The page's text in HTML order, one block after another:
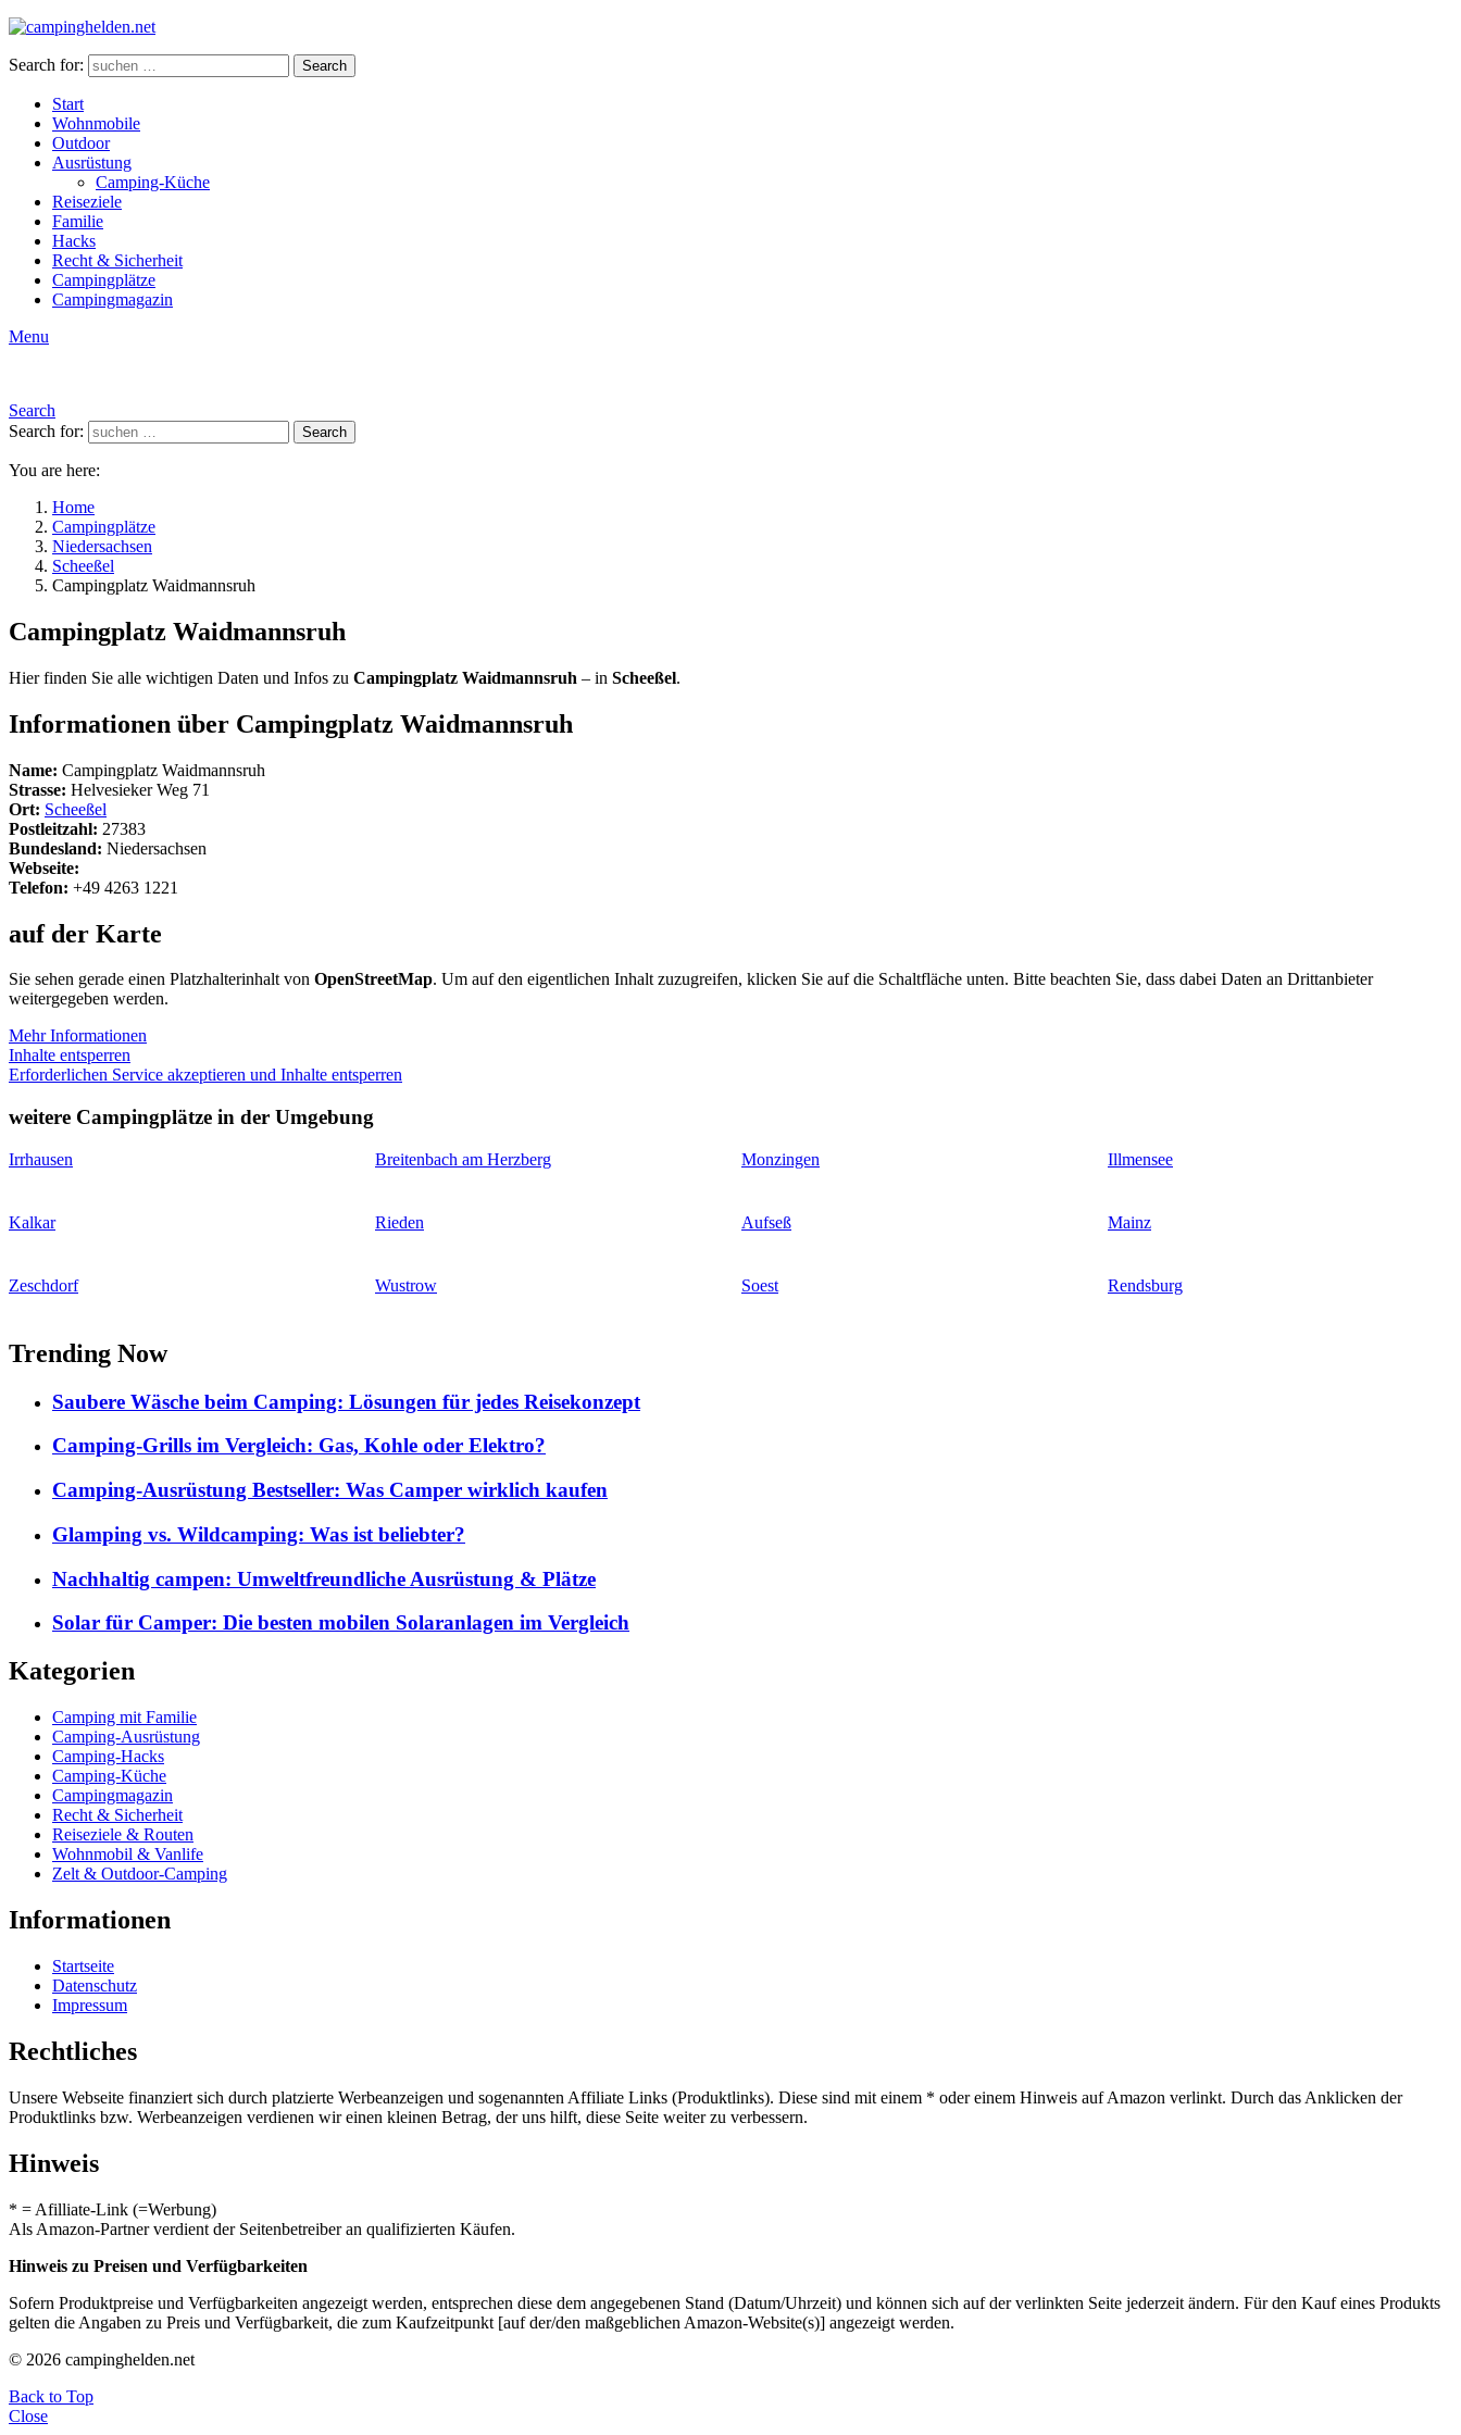
Search for: Search
Start
Wohnmobile
Outdoor
Ausrüstung
Camping-Küche
Reiseziele
Familie
Hacks
Recht & Sicherheit
Campingplätze
Campingmagazin
Menu
Search
Search for:
Search
You are here:
Home
Campingplätze
Niedersachsen
Scheeßel
Campingplatz Waidmannsruh
Campingplatz Waidmannsruh
Hier finden Sie alle wichtigen Daten und Infos zu Campingplatz Waidmannsruh – in Scheeßel.
Informationen über Campingplatz Waidmannsruh
Name: Campingplatz Waidmannsruh
Strasse: Helvesieker Weg 71
Ort: Scheeßel
Postleitzahl: 27383
Bundesland: Niedersachsen
Webseite:
Telefon: +49 4263 1221
auf der Karte
Sie sehen gerade einen Platzhalterinhalt von OpenStreetMap. Um auf den eigentlichen Inhalt zuzugreifen, klicken Sie auf die Schaltfläche unten. Bitte beachten Sie, dass dabei Daten an Drittanbieter
weitergegeben werden.
Mehr Informationen
Inhalte entsperren
Erforderlichen Service akzeptieren und Inhalte entsperren
weitere Campingplätze in der Umgebung
Irrhausen Breitenbach am Herzberg Monzingen Illmensee
Kalkar Rieden Aufseß Mainz
Zeschdorf Wustrow Soest Rendsburg
Trending Now
Saubere Wäsche beim Camping: Lösungen für jedes Reisekonzept
Camping-Grills im Vergleich: Gas, Kohle oder Elektro?
Camping-Ausrüstung Bestseller: Was Camper wirklich kaufen
Glamping vs. Wildcamping: Was ist beliebter?
Nachhaltig campen: Umweltfreundliche Ausrüstung & Plätze
Solar für Camper: Die besten mobilen Solaranlagen im Vergleich
Kategorien
Camping mit Familie
Camping-Ausrüstung
Camping-Hacks
Camping-Küche
Campingmagazin
Recht & Sicherheit
Reiseziele & Routen
Wohnmobil & Vanlife
Zelt & Outdoor-Camping
Informationen
Startseite
Datenschutz
Impressum
Rechtliches
Unsere Webseite finanziert sich durch platzierte Werbeanzeigen und sogenannten Affiliate Links (Produktlinks). Diese sind mit einem * oder einem Hinweis auf Amazon verlinkt. Durch das Anklicken der
Produktlinks bzw. Werbeanzeigen verdienen wir einen kleinen Betrag, der uns hilft, diese Seite weiter zu verbessern.
Hinweis
* = Afilliate-Link (=Werbung)
Als Amazon-Partner verdient der Seitenbetreiber an qualifizierten Käufen.
Hinweis zu Preisen und Verfügbarkeiten
Sofern Produktpreise und Verfügbarkeiten angezeigt werden, entsprechen diese dem angegebenen Stand (Datum/Uhrzeit) und können sich auf der verlinkten Seite jederzeit ändern. Für den Kauf eines Produkts
gelten die Angaben zu Preis und Verfügbarkeit, die zum Kaufzeitpunkt [auf der/den maßgeblichen Amazon-Website(s)] angezeigt werden.
© 2026 campinghelden.net
Back to Top
Close